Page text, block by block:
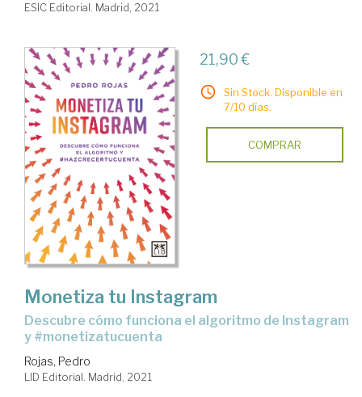
ESIC Editorial. Madrid, 2021
21,90 €
Sin Stock. Disponible en
7/10 días.
COMPRAR
Monetiza tu Instagram
descubre cómo funciona el algoritmo de Instagram
y #monetizatucuenta
Rojas, Pedro
LID Editorial. Madrid, 2021